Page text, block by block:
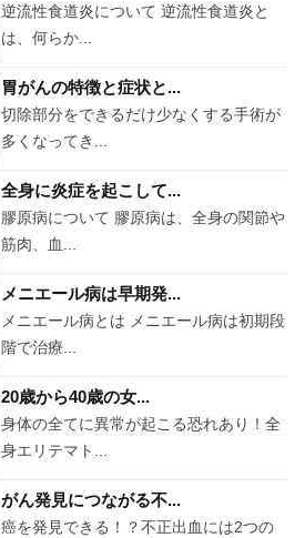
逆流性食道炎について 逆流性食道炎と
は、何らか...
胃がんの特徴と症状と...
切除部分をできるだけ少なくする手術が
多くなってき...
全身に炎症を起こして...
膠原病について 膠原病は、全身の関節や
筋肉、血...
メニエール病は早期発...
メニエール病とは メニエール病は初期段
階で治療...
20歳から40歳の女...
身体の全てに異常が起こる恐れあり！全
身エリテマト...
がん発見につながる不...
癌を発見できる！？不正出血には2つの